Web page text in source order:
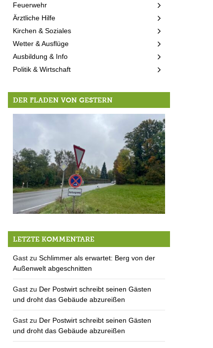
Feuerwehr
Ärztliche Hilfe
Kirchen & Soziales
Wetter & Ausflüge
Ausbildung & Info
Politik & Wirtschaft
DER FLADEN VON GESTERN
LETZTE KOMMENTARE
Gast zuSchlimmer als erwartet: Berg von der
Außenwelt abgeschnitten
Gast zu Der Postwirt schreibt seinen Gästen
und droht das Gebäude abzureißen
Gast zu Der Postwirt schreibt seinen Gästen
und droht das Gebäude abzureißen